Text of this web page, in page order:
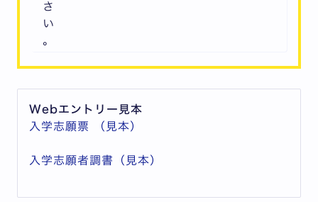
さ
い
。
Webエントリー見本
入学志願票 （見本）
入学志願者調書（見本）